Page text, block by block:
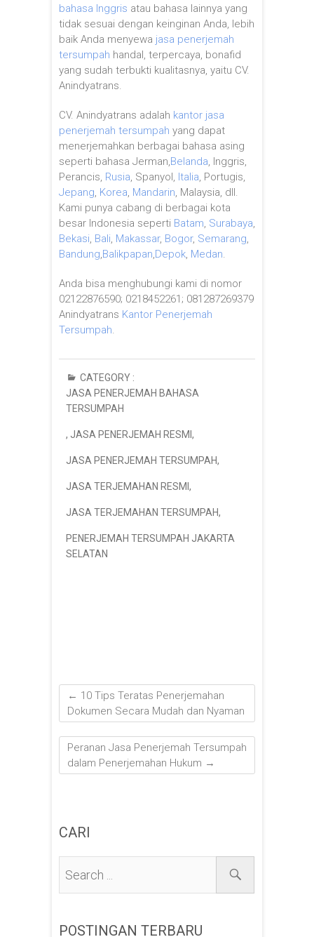
bahasa Inggris atau bahasa lainnya yang
tidak sesuai dengan keinginan Anda, lebih
baik Anda menyewa jasa penerjemah
tersumpah handal, terpercaya, bonafid
yang sudah terbukti kualitasnya, yaitu CV.
Anindyatrans.
CV. Anindyatrans adalah kantor jasa
penerjemah tersumpah yang dapat
menerjemahkan berbagai bahasa asing
seperti bahasa Jerman,Belanda, Inggris,
Perancis, Rusia, Spanyol, Italia, Portugis,
Jepang, Korea, Mandarin, Malaysia, dll.
Kami punya cabang di berbagai kota
besar Indonesia seperti Batam, Surabaya,
Bekasi, Bali, Makassar, Bogor, Semarang,
Bandung,Balikpapan,Depok, Medan.
Anda bisa menghubungi kami di nomor
02122876590; 0218452261; 081287269379
Anindyatrans Kantor Penerjemah
Tersumpah.
CATEGORY :
JASA PENERJEMAH BAHASA
TERSUMPAH
, JASA PENERJEMAH RESMI ,
JASA PENERJEMAH TERSUMPAH,
JASA TERJEMAHAN RESMI ,
JASA TERJEMAHAN TERSUMPAH,
PENERJEMAH TERSUMPAH JAKARTA
SELATAN
← 10 Tips Teratas Penerjemahan
Dokumen Secara Mudah dan Nyaman
Peranan Jasa Penerjemah Tersumpah
dalam Penerjemahan Hukum →
CARI
POSTINGAN TERBARU